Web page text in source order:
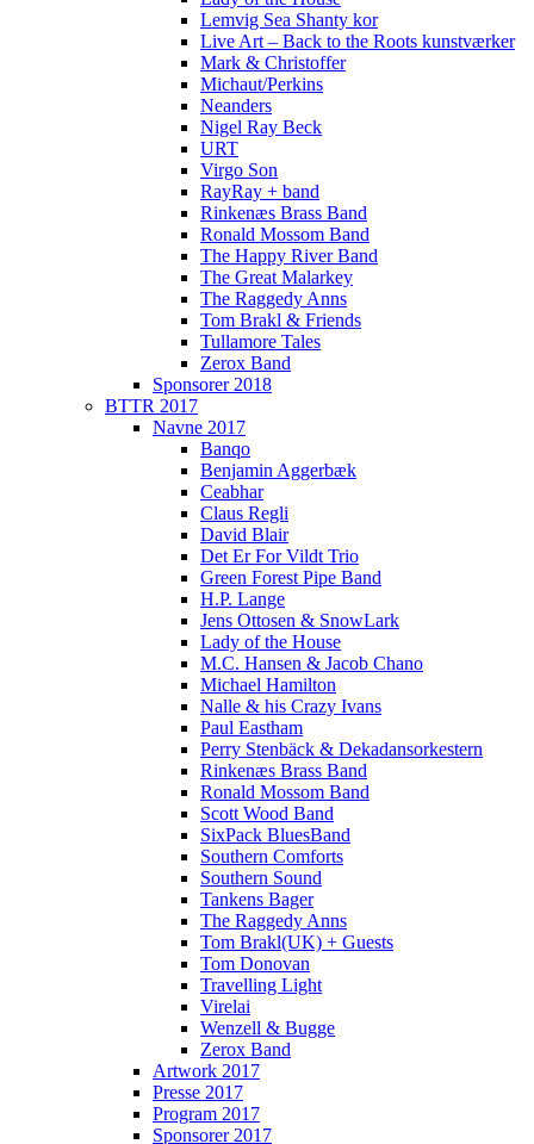
Lemvig Sea Shanty kor
Live Art – Back to the Roots kunstværker
Mark & Christoffer
Michaut/Perkins
Neanders
Nigel Ray Beck
URT
Virgo Son
RayRay + band
Rinkenæs Brass Band
Ronald Mossom Band
The Happy River Band
The Great Malarkey
The Raggedy Anns
Tom Brakl & Friends
Tullamore Tales
Zerox Band
Sponsorer 2018
BTTR 2017
Navne 2017
Banqo
Benjamin Aggerbæk
Ceabhar
Claus Regli
David Blair
Det Er For Vildt Trio
Green Forest Pipe Band
H.P. Lange
Jens Ottosen & SnowLark
Lady of the House
M.C. Hansen & Jacob Chano
Michael Hamilton
Nalle & his Crazy Ivans
Paul Eastham
Perry Stenbäck & Dekadansorkestern
Rinkenæs Brass Band
Ronald Mossom Band
Scott Wood Band
SixPack BluesBand
Southern Comforts
Southern Sound
Tankens Bager
The Raggedy Anns
Tom Brakl(UK) + Guests
Tom Donovan
Travelling Light
Virelai
Wenzell & Bugge
Zerox Band
Artwork 2017
Presse 2017
Program 2017
Sponsorer 2017